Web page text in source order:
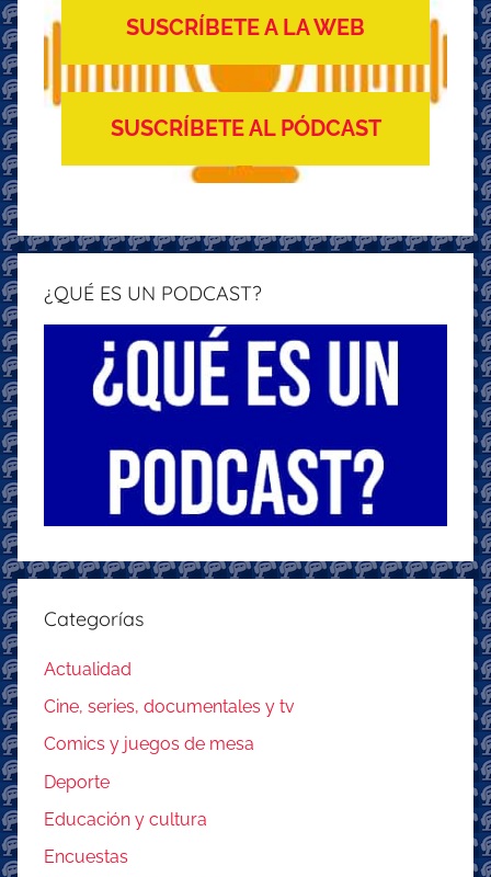
SUSCRÍBETE A LA WEB
SUSCRÍBETE AL PÓDCAST
¿QUÉ ES UN PODCAST?
Categorías
Actualidad
Cine, series, documentales y tv
Comics y juegos de mesa
Deporte
Educación y cultura
Encuestas